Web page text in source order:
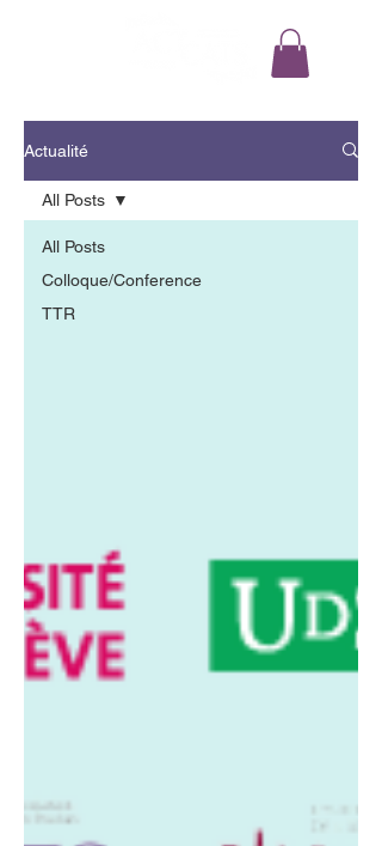
Actualité
All Posts
Colloque/Conference
TTR
All Posts